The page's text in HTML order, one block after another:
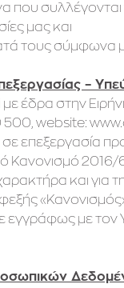
που συλλέγονται
μας και
τους σύμφωνα
–
με έδρα στην
500, website:
σε επεξεργασία
Κανονισμό 2016/
και για
εγγράφως με